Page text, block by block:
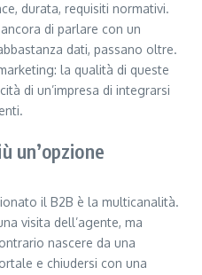
durata, requisiti normativi.
di parlare con un
dati, passano oltre.
la qualità di queste
di un’impresa di integrarsi
un’opzione
il B2B è la multicanalità.
visita dell’agente, ma
nascere da una
e chiudersi con una